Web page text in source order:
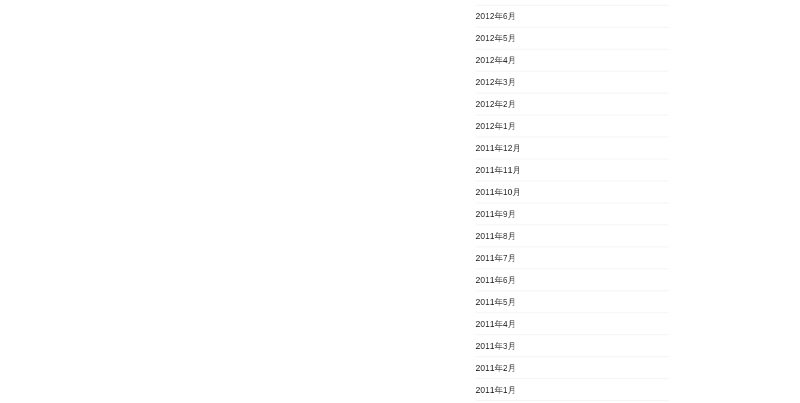
2012年6月
2012年5月
2012年4月
2012年3月
2012年2月
2012年1月
2011年12月
2011年11月
2011年10月
2011年9月
2011年8月
2011年7月
2011年6月
2011年5月
2011年4月
2011年3月
2011年2月
2011年1月